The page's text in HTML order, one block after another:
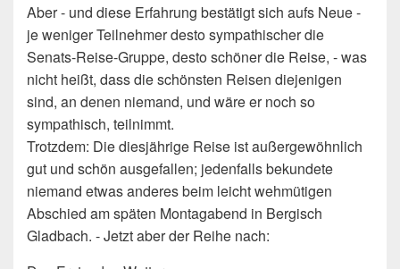
Aber - und diese Erfahrung bestätigt sich aufs Neue -
je weniger Teilnehmer desto sympathischer die
Senats-Reise-Gruppe, desto schöner die Reise, - was
nicht heißt, dass die schönsten Reisen diejenigen
sind, an denen niemand, und wäre er noch so
sympathisch, teilnimmt.
Trotzdem: Die diesjährige Reise ist außergewöhnlich
gut und schön ausgefallen; jedenfalls bekundete
niemand etwas anderes beim leicht wehmütigen
Abschied am späten Montagabend in Bergisch
Gladbach. - Jetzt aber der Reihe nach: